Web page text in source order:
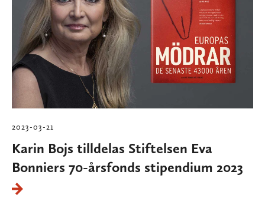
2023-03-21
Karin Bojs tilldelas Stiftelsen Eva
Bonniers 70-årsfonds stipendium 2023